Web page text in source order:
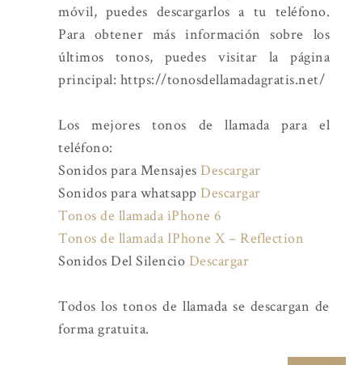
móvil, puedes descargarlos a tu teléfono.
Para obtener más información sobre los
últimos tonos, puedes visitar la página
principal: https://tonosdellamadagratis.net/
Los mejores tonos de llamada para el
teléfono:
Sonidos para Mensajes Descargar
Sonidos para whatsapp Descargar
Tonos de llamada iPhone 6
Tonos de llamada IPhone X – Reflection
Sonidos Del Silencio Descargar
Todos los tonos de llamada se descargan de
forma gratuita.